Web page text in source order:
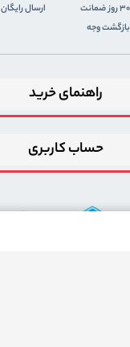
30 روز ضمانت
بازگشت وجه
ارسال رایگان
راهنمای خرید
حساب کاربری